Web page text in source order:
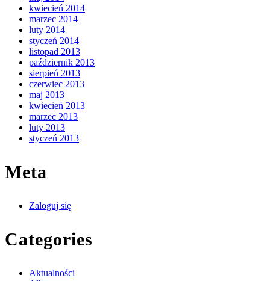
kwiecień 2014
marzec 2014
luty 2014
styczeń 2014
listopad 2013
październik 2013
sierpień 2013
czerwiec 2013
maj 2013
kwiecień 2013
marzec 2013
luty 2013
styczeń 2013
Meta
Zaloguj się
Categories
Aktualności